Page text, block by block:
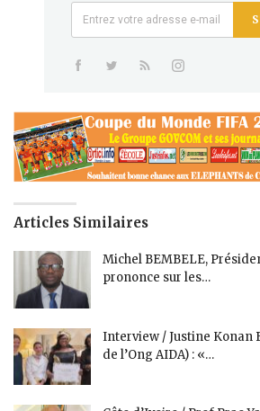
Articles Similaires
Michel BEMBELE,
prononce sur les…
Interview / Justine Konan
de l’Ong AIDA) : «…